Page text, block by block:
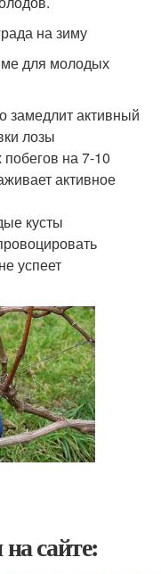
на зиму
для молодых
замедлит активный
лозы
на 7-10
активное
кусты
успеет
сайте: